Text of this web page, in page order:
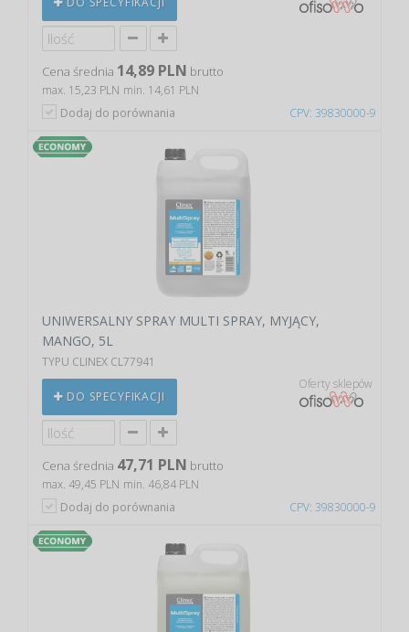
CPV: 39830000-9
Cena średnia 14,89 PLN brutto
max. 15,23 PLN min. 14,61 PLN
Dodaj do porównania
CPV: 39830000-9
UNIWERSALNY SPRAY MULTI SPRAY, MYJĄCY,
MANGO, 5L
TYPU CLINEX CL77941
DO SPECYFIKACJI
Oferty sklepów
Cena średnia 47,71 PLN brutto
max. 49,45 PLN min. 46,84 PLN
Dodaj do porównania